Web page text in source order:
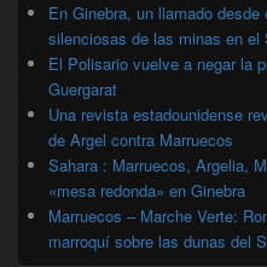
En Ginebra, un llamado
silenciosas de las minas en el
El Polisario vuelve a negar la
Guergarat
Una revista estadounidense
de Argel contra Marruecos
Sahara : Marruecos, Argelia,
«mesa redonda» en Ginebra
Marruecos – Marche Verte:
marroquí sobre las dunas del